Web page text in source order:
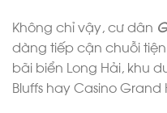
Không chỉ vậy, cư dân
dàng tiếp cận chuỗi
bãi biển Long Hải, khu
Bluffs hay Casino Grand